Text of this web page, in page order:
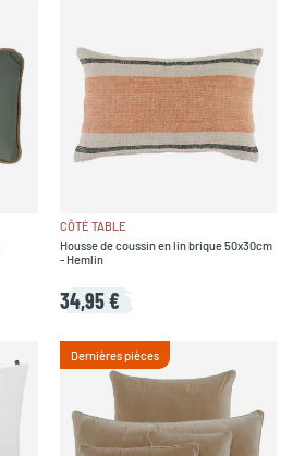
CÔTÉ TABLE
Housse de coussin en lin brique 50x30cm
- Hemlin
34,95 €
Dernières pièces